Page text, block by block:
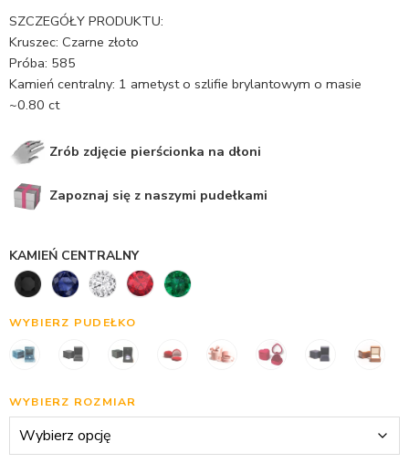
SZCZEGÓŁY PRODUKTU:
Kruszec: Czarne złoto
Próba: 585
Kamień centralny: 1 ametyst o szlifie brylantowym o masie
~0.80 ct
Zrób zdjęcie pierścionka na dłoni
Zapoznaj się z naszymi pudełkami
KAMIEŃ CENTRALNY
WYBIERZ PUDEŁKO
WYBIERZ ROZMIAR